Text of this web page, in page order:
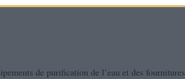
de purification de l’eau et des fournitures